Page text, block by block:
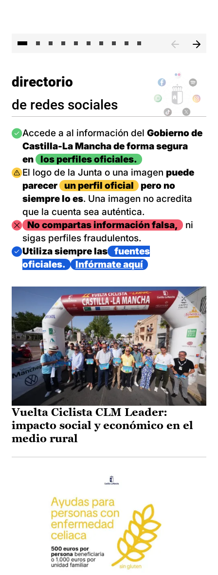
directorio
de redes sociales
Imagen
Accede a al información del Gobierno de
Castilla-La Mancha de forma segura
en
los perfiles oficiales.
Imagen
El logo de la Junta o una imagen puede
parecer
un perfil oficial
pero no
siempre lo es. Una imagen no acredita
que la cuenta sea auténtica.
ImagenNo compartas información falsa,
ni
sigas perfiles fraudulentos.
Imagen
Utiliza siempre las
fuentes
oficiales.
Infórmate aquí
Vuelta Ciclista CLM Leader:
impacto social y económico en el
medio rural